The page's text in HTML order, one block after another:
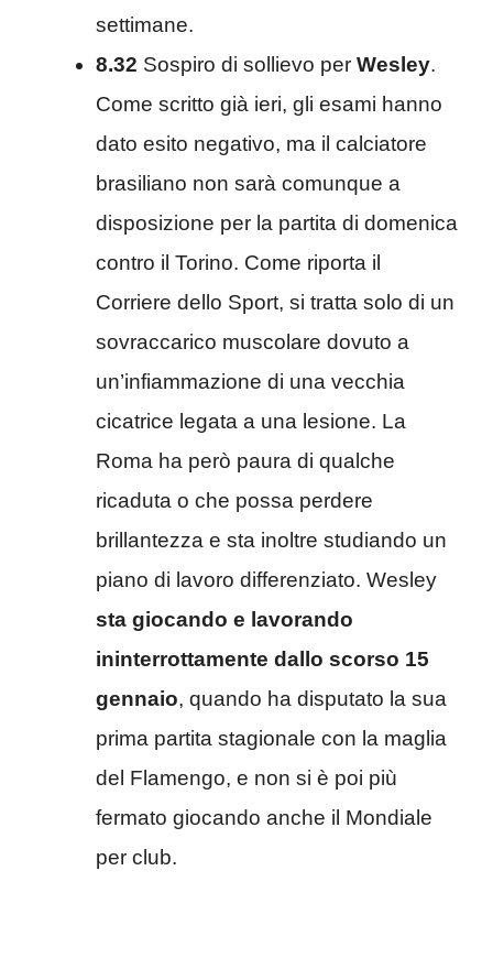
settimane.
8.32 Sospiro di sollievo per Wesley.
Come scritto già ieri, gli esami hanno
dato esito negativo, ma il calciatore
brasiliano non sarà comunque a
disposizione per la partita di domenica
contro il Torino. Come riporta il
Corriere dello Sport, si tratta solo di un
sovraccarico muscolare dovuto a
un’infiammazione di una vecchia
cicatrice legata a una lesione. La
Roma ha però paura di qualche
ricaduta o che possa perdere
brillantezza e sta inoltre studiando un
piano di lavoro differenziato. Wesley
sta giocando e lavorando
ininterrottamente dallo scorso 15
gennaio, quando ha disputato la sua
prima partita stagionale con la maglia
del Flamengo, e non si è poi più
fermato giocando anche il Mondiale
per club.